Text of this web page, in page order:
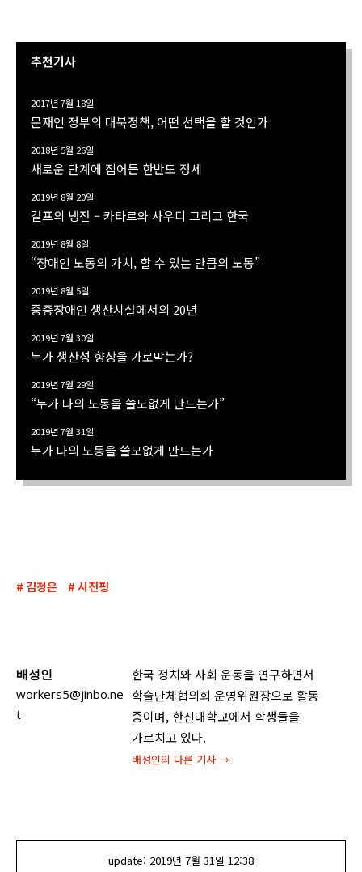
추천기사
2017년 7월 18일
문재인 정부의 대북정책, 어떤 선택을 할 것인가
2018년 5월 26일
새로운 단계에 접어든 한반도 정세
2019년 8월 20일
걸프의 냉전 – 카타르와 사우디 그리고 한국
2019년 8월 8일
“장애인 노동의 가치, 할 수 있는 만큼의 노동”
2019년 8월 5일
중증장애인 생산시설에서의 20년
2019년 7월 30일
누가 생산성 향상을 가로막는가?
2019년 7월 29일
“누가 나의 노동을 쓸모없게 만드는가”
2019년 7월 31일
누가 나의 노동을 쓸모없게 만드는가
김정은 시진핑
배성인
workers5@jinbo.ne
t
한국 정치와 사회 운동을 연구하면서
학술단체협의회 운영위원장으로 활동
중이며, 한신대학교에서 학생들을
가르치고 있다.
배성인의 다른 기사 →
update: 2019년 7월 31일 12:38